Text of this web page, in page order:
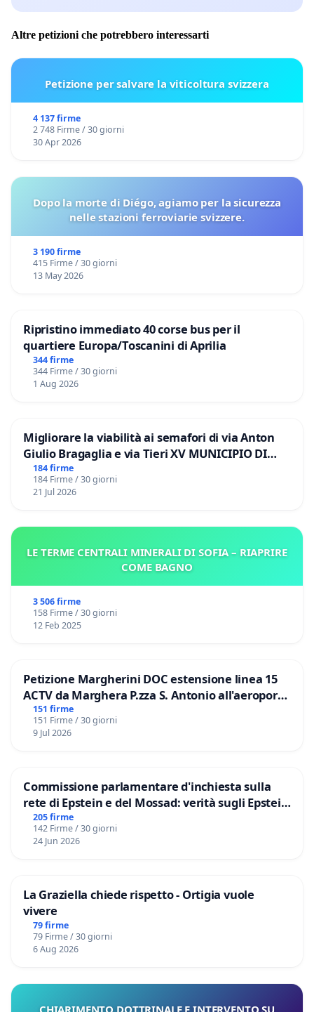
Altre petizioni che potrebbero interessarti
Petizione per salvare la viticoltura svizzera
4 137 firme
2 748 Firme / 30 giorni
30 Apr 2026
Dopo la morte di Diégo, agiamo per la sicurezza
nelle stazioni ferroviarie svizzere.
3 190 firme
415 Firme / 30 giorni
13 May 2026
Ripristino immediato 40 corse bus per il
quartiere Europa/Toscanini di Aprilia
344 firme
344 Firme / 30 giorni
1 Aug 2026
Migliorare la viabilità ai semafori di via Anton
Giulio Bragaglia e via Tieri XV MUNICIPIO DI
ROMA
184 firme
184 Firme / 30 giorni
21 Jul 2026
LE TERME CENTRALI MINERALI DI SOFIA – RIAPRIRE
COME BAGNO
3 506 firme
158 Firme / 30 giorni
12 Feb 2025
Petizione Margherini DOC estensione linea 15
ACTV da Marghera P.zza S. Antonio all'aeroporto
Marco Polo tariffa a € 1,50
151 firme
151 Firme / 30 giorni
9 Jul 2026
Commissione parlamentare d'inchiesta sulla
rete di Epstein e del Mossad: verità sugli Epstein
Files
205 firme
142 Firme / 30 giorni
24 Jun 2026
La Graziella chiede rispetto - Ortigia vuole
vivere
79 firme
79 Firme / 30 giorni
6 Aug 2026